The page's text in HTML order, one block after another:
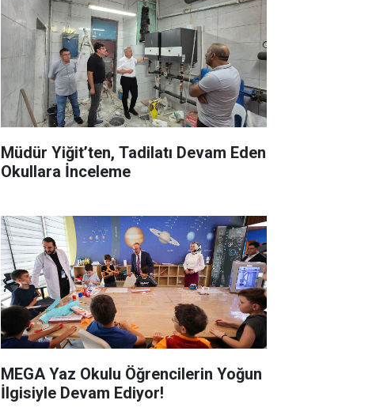
Müdür Yiğit’ten, Tadilatı Devam Eden
Okullara İnceleme
MEGA Yaz Okulu Öğrencilerin Yoğun
İlgisiyle Devam Ediyor!